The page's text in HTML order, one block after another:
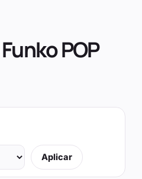
Funko POP
Aplicar